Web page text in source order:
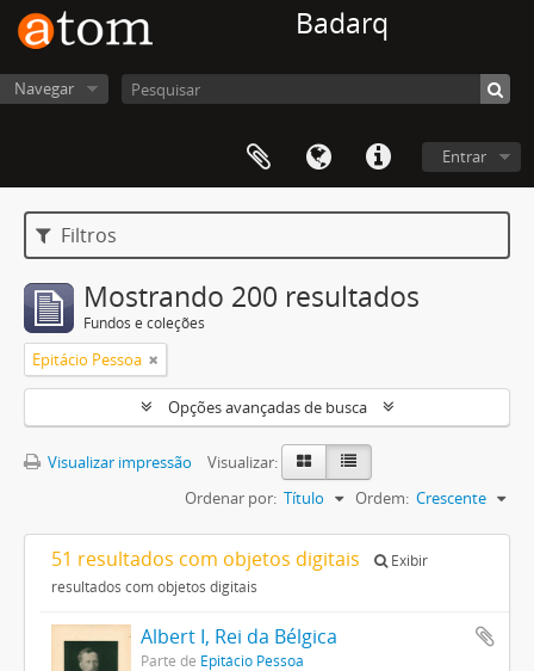
Badarq
Navegar
Entrar
Filtros
Mostrando 200 resultados
Fundos e coleções
Epitácio Pessoa
Opções avançadas de busca
Visualizar impressão
Visualizar:
Ordenar por: Título Ordem: Crescente
51 resultados com objetos digitais
Exibir
resultados com objetos digitais
Albert I, Rei da Bélgica
Parte de Epitácio Pessoa